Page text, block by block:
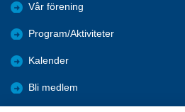
Vår förening
Program/Aktiviteter
Kalender
Bli medlem